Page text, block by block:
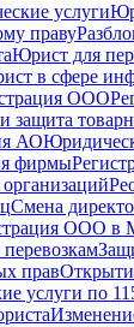
услуги
праву
Юрист для
в сфере
ООО
защита
АО
фирмы
Смена
ООО в
прав
услуги по